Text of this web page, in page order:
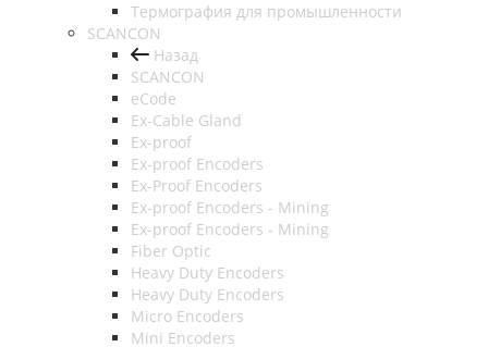
Термография для промышленности
SCANCON
Назад
SCANCON
eCode
Ex-Cable Gland
Ex-proof
Ex-proof Encoders
Ex-Proof Encoders
Ex-proof Encoders - Mining
Ex-proof Encoders - Mining
Fiber Optic
Heavy Duty Encoders
Heavy Duty Encoders
Micro Encoders
Mini Encoders